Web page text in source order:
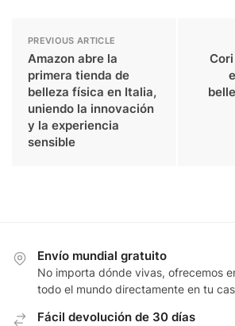
PREVIOUS ARTICLE
Amazon abre la
primera tienda de
belleza física en Italia,
uniendo la innovación
y la experiencia
sensible
Envío mundial gratuito
No importa dónde vivas, ofrecemos
todo el mundo directamente en tu
Fácil devolución de 30 días